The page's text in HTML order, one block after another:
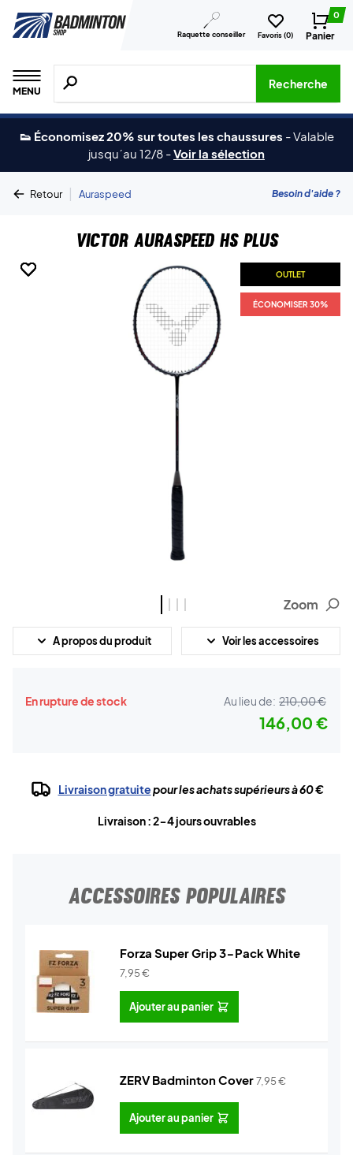
Raquette conseiller Favoris (0)
0
Panier
MENU
Recherche de produits, de marques, etc.
Recherche
👟 Économisez 20% sur toutes les chaussures -Valable
jusqu´au 12/8 -Voir la sélection
Retour | Auraspeed Besoin d'aide ?
Victor Auraspeed HS Plus
OUTLET
ÉCONOMISER 30%
OUTLET
ÉCONOMISER 30%
OUTLET
ÉCONOMISER 30%
OUTLET
ÉCONOMISER 30%
Zoom
A propos du produit Voir les accessoires
En rupture de stock Au lieu de: 210,00 €
146,00 €
Livraison gratuitepour les achats supérieurs à 60 €
Livraison : 2-4 jours ouvrables
ACCESSOIRES POPULAIRES
Forza Super Grip 3-Pack White
7,95€
Ajouter au panier
ZERV Badminton Cover7,95€
Ajouter au panier